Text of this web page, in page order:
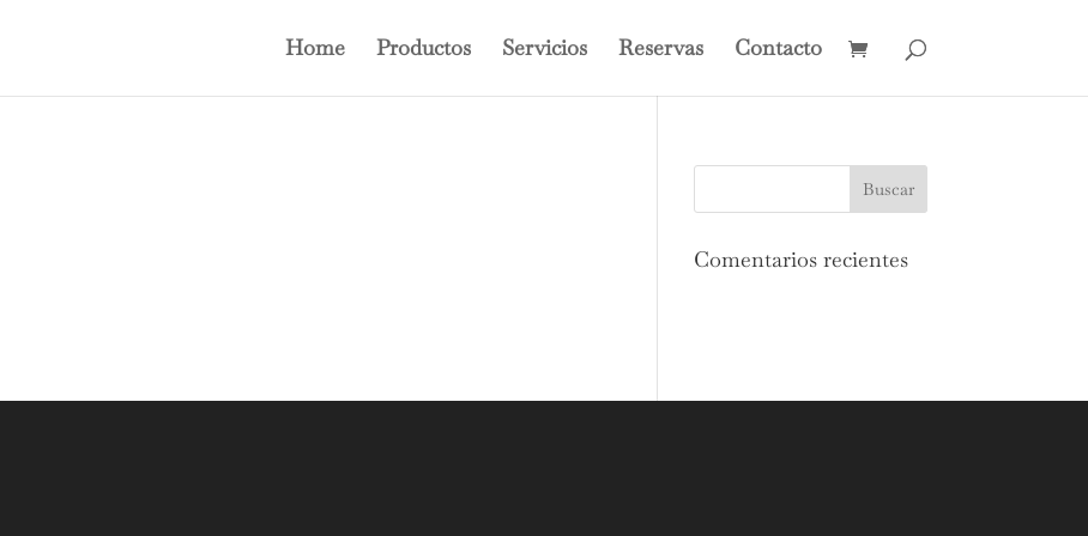
Home Productos Servicios Reservas Contacto
Comentarios recientes